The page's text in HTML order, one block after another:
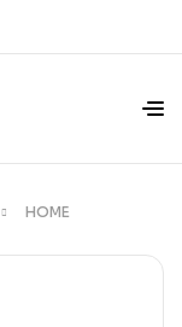
HOME